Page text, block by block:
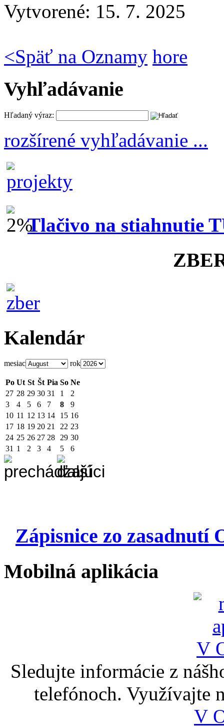
Vytvorené: 15. 7. 2025
<Späť na Oznamy hore
Vyhľadávanie
Hľadaný výraz:
rozšírené vyhľadávanie ...
Tlačivo na stiahnutie
Kalendár
mesiac rok
Po Ut St Št Pia So Ne
27 28 29 30 31 1
2
3
4 5 6 7 8
9
10 11 12 13 14 15 16
17 18 19 20 21 22 23
24 25 26 27 28 29 30
31 1 2 3 4 5 6
Zápisnice zo zasadnutí
Mobilná aplikácia
Sledujte informácie z
telefónoch. Využívajte
V